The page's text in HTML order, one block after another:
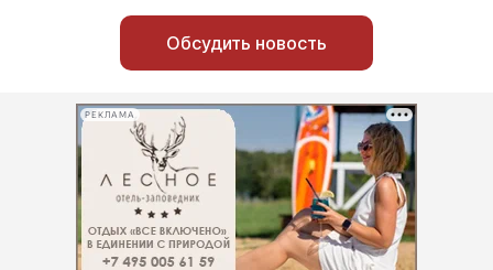
Обсудить новость
РЕКЛАМА